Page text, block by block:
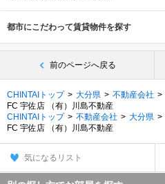
都市にこだわって賃貸物件を探す
前のページへ戻る
CHINTAIトップ 大分県 不動産会社
FC 宇佐店 （有）川島不動産
CHINTAIトップ
不動産会社 大分県
FC 宇佐店 （有）川島不動産
気になるリスト